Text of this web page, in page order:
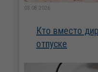
03.08.2026
Кто вместо
отпуске